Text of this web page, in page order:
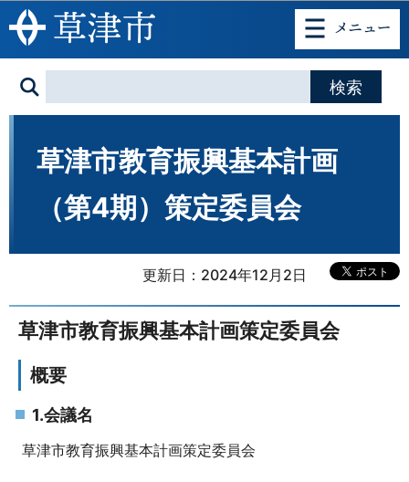
このページの本文へ移動
草津市教育振興基本計画
（第4期）策定委員会
更新日：2024年12月2日
草津市教育振興基本計画策定委員会
概要
1.会議名
草津市教育振興基本計画策定委員会